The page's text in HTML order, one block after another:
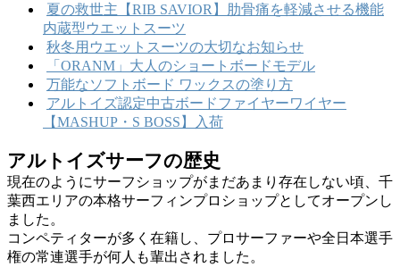
夏の救世主【RIB SAVIOR】肋骨痛を軽減させる機能
内蔵型ウエットスーツ
秋冬用ウエットスーツの大切なお知らせ
「ORANM」大人のショートボードモデル
万能なソフトボード ワックスの塗り方
アルトイズ認定中古ボードファイヤーワイヤー
【MASHUP・S BOSS】入荷
アルトイズサーフの歴史
現在のようにサーフショップがまだあまり存在しない頃、千
葉西エリアの本格サーフィンプロショップとしてオープンし
ました。
コンペティターが多く在籍し、プロサーファーや全日本選手
権の常連選手が何人も輩出されました。